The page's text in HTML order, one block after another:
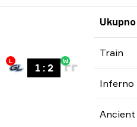
L
1 : 2
W
Ukupno
Train
Inferno
Ancient